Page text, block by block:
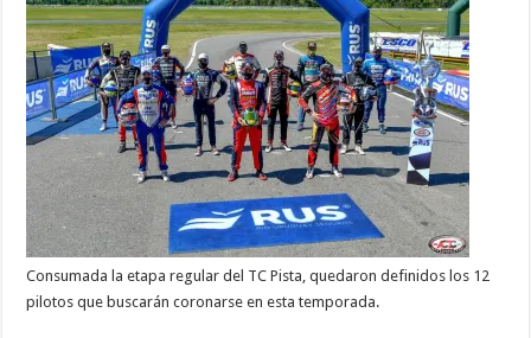
Consumada la etapa regular del TC Pista, quedaron definidos los 12
pilotos que buscarán coronarse en esta temporada.